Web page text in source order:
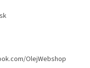
OlejWebshop